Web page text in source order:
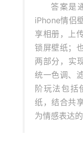
答案是
iPhone情侣
享相册，上
锁屏壁纸；
两部分，实
统一色调、
阶玩法包括
纸，结合共
为情感表达的